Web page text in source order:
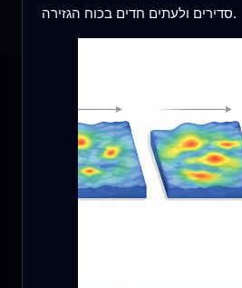
סדירים ולעתים חדים בכוח הגזירה.